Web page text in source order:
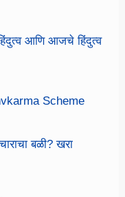
आणि आजचे हिंदुत्व
Scheme
बळी? खरा